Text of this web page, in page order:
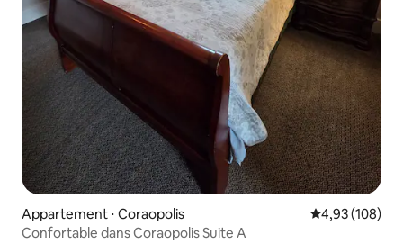
Appartement ⋅ Coraopolis Évaluation
4,93 (108)
Confortable dans Coraopolis Suite A